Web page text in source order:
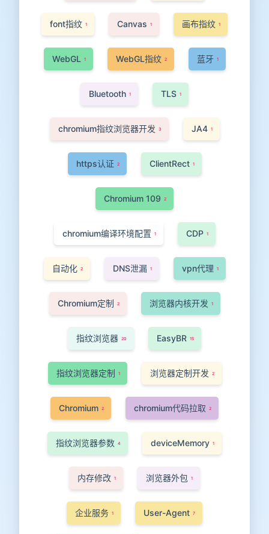
font指纹 1 Canvas 1 画布指纹 1
WebGL 1 WebGL指纹 2 蓝牙 1
Bluetooth 1 TLS 1
chromium指纹浏览器开发 3 JA4 1
https认证 2 ClientRect 1
Chromium 109 2
chromium编译环境配置 1 CDP 1
自动化 2 DNS泄漏 1 vpn代理 1
Chromium定制 2 浏览器内核开发 1
指纹浏览器 20 EasyBR 15
指纹浏览器定制 1 浏览器定制开发 2
Chromium 2 chromium代码拉取 2
指纹浏览器参数 4 deviceMemory 1
内存修改 1 浏览器外包 1
企业服务 1 User-Agent 7